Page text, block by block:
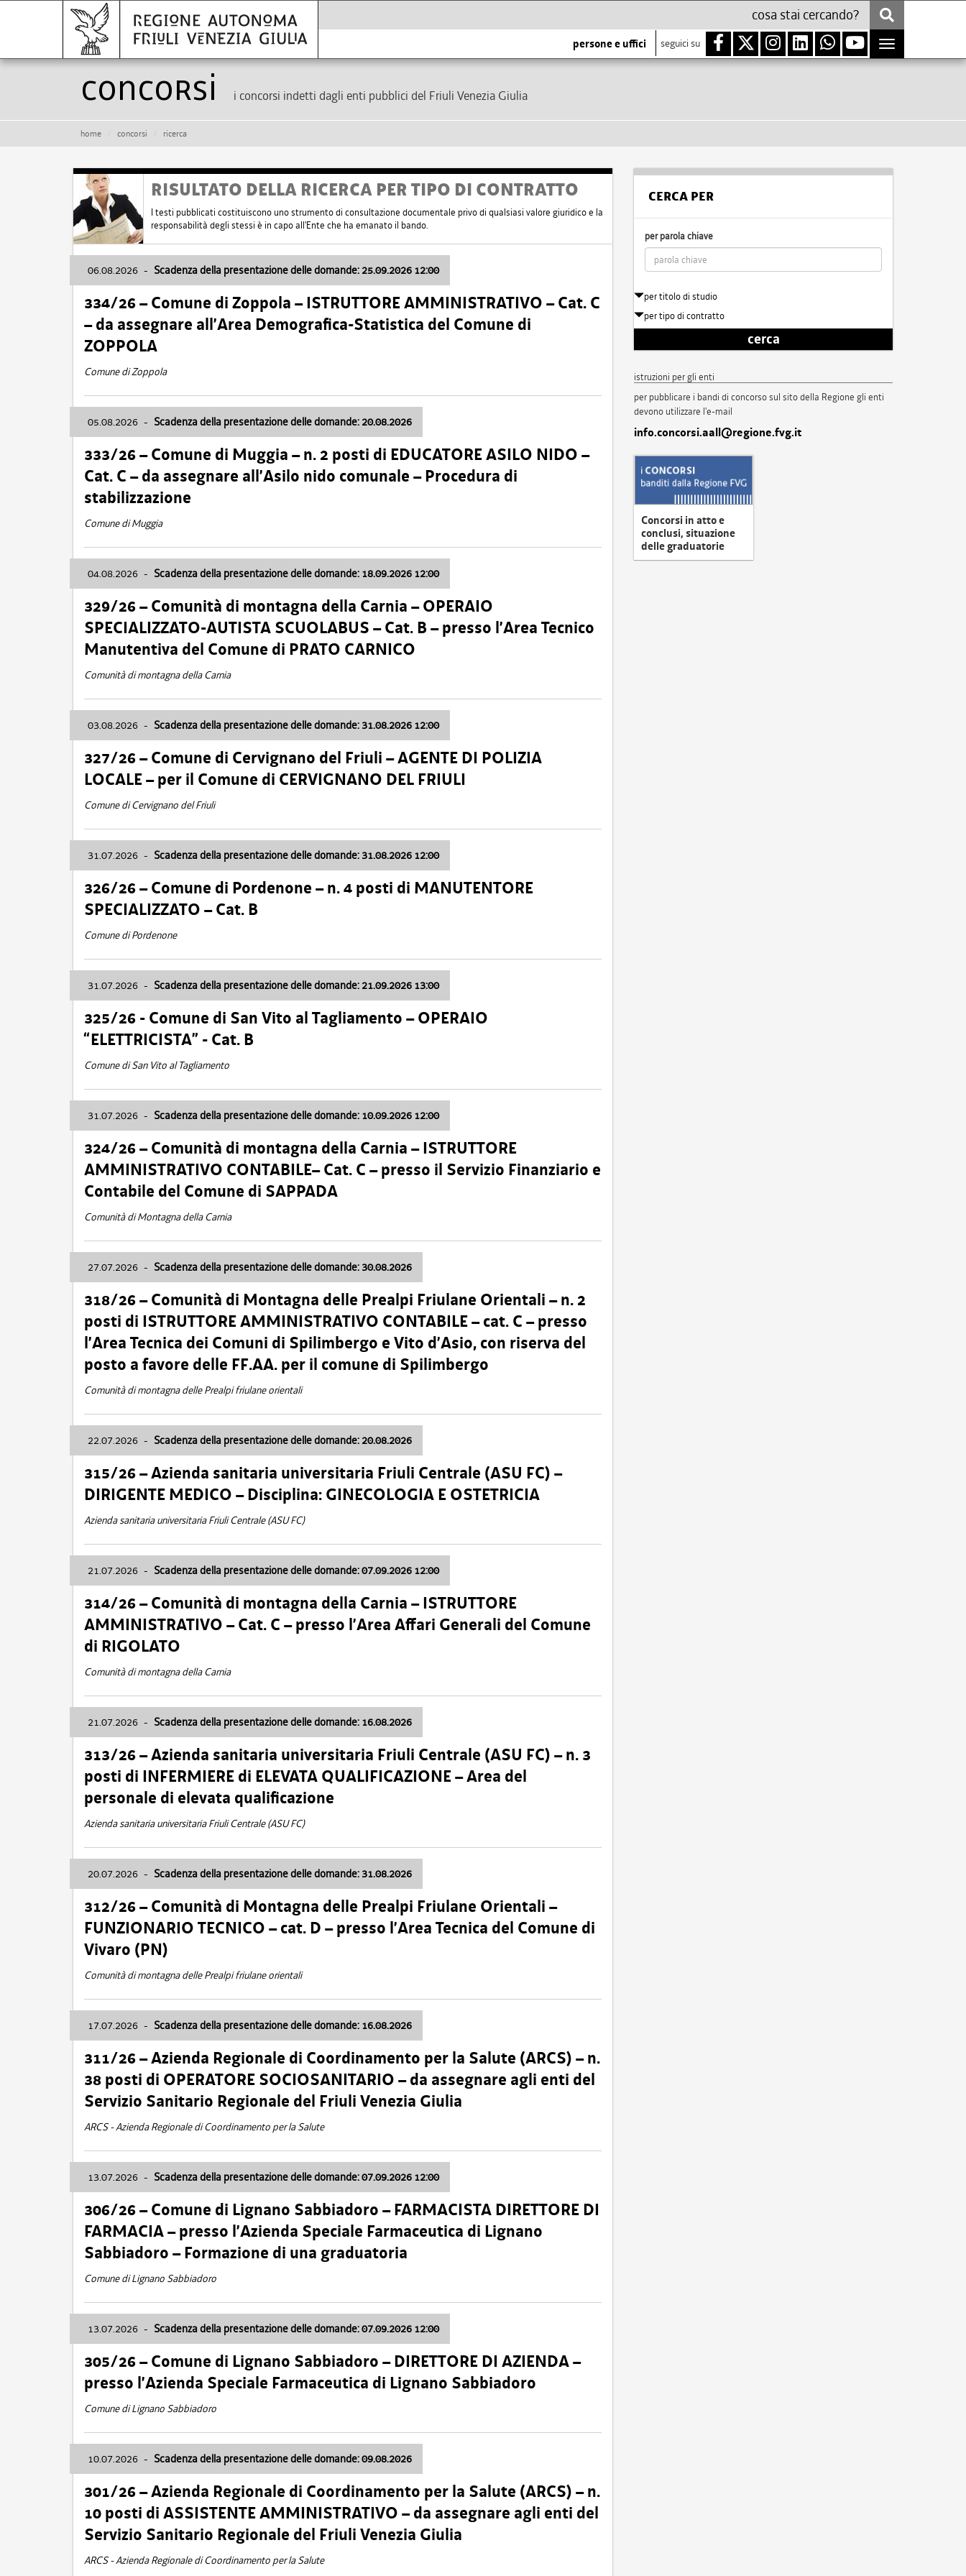
persone e uffici seguici su
Toggle
navigation
Concorsi i concorsi indetti dagli enti pubblici del Friuli Venezia Giulia
home concorsi ricerca
RISULTATO DELLA RICERCA PER TIPO DI CONTRATTO
I testi pubblicati costituiscono uno strumento di consultazione documentale privo di qualsiasi valore giuridico e la
responsabilità degli stessi è in capo all'Ente che ha emanato il bando.
06.08.2026 - Scadenza della presentazione delle domande: 25.09.2026 12:00
334/26 – Comune di Zoppola – ISTRUTTORE AMMINISTRATIVO – Cat. C
– da assegnare all’Area Demografica-Statistica del Comune di
ZOPPOLA
Comune di Zoppola
05.08.2026 - Scadenza della presentazione delle domande: 20.08.2026
333/26 – Comune di Muggia – n. 2 posti di EDUCATORE ASILO NIDO –
Cat. C – da assegnare all’Asilo nido comunale – Procedura di
stabilizzazione
Comune di Muggia
04.08.2026 - Scadenza della presentazione delle domande: 18.09.2026 12:00
329/26 – Comunità di montagna della Carnia – OPERAIO
SPECIALIZZATO-AUTISTA SCUOLABUS – Cat. B – presso l’Area Tecnico
Manutentiva del Comune di PRATO CARNICO
Comunità di montagna della Carnia
03.08.2026 - Scadenza della presentazione delle domande: 31.08.2026 12:00
327/26 – Comune di Cervignano del Friuli – AGENTE DI POLIZIA
LOCALE – per il Comune di CERVIGNANO DEL FRIULI
Comune di Cervignano del Friuli
31.07.2026 - Scadenza della presentazione delle domande: 31.08.2026 12:00
326/26 – Comune di Pordenone – n. 4 posti di MANUTENTORE
SPECIALIZZATO – Cat. B
Comune di Pordenone
31.07.2026 - Scadenza della presentazione delle domande: 21.09.2026 13:00
325/26 - Comune di San Vito al Tagliamento – OPERAIO
“ELETTRICISTA” - Cat. B
Comune di San Vito al Tagliamento
31.07.2026 - Scadenza della presentazione delle domande: 10.09.2026 12:00
324/26 – Comunità di montagna della Carnia – ISTRUTTORE
AMMINISTRATIVO CONTABILE– Cat. C – presso il Servizio Finanziario e
Contabile del Comune di SAPPADA
Comunità di Montagna della Carnia
27.07.2026 - Scadenza della presentazione delle domande: 30.08.2026
318/26 – Comunità di Montagna delle Prealpi Friulane Orientali – n. 2
posti di ISTRUTTORE AMMINISTRATIVO CONTABILE – cat. C – presso
l’Area Tecnica dei Comuni di Spilimbergo e Vito d’Asio, con riserva del
posto a favore delle FF.AA. per il comune di Spilimbergo
Comunità di montagna delle Prealpi friulane orientali
22.07.2026 - Scadenza della presentazione delle domande: 20.08.2026
315/26 – Azienda sanitaria universitaria Friuli Centrale (ASU FC) –
DIRIGENTE MEDICO – Disciplina: GINECOLOGIA E OSTETRICIA
Azienda sanitaria universitaria Friuli Centrale (ASU FC)
21.07.2026 - Scadenza della presentazione delle domande: 07.09.2026 12:00
314/26 – Comunità di montagna della Carnia – ISTRUTTORE
AMMINISTRATIVO – Cat. C – presso l’Area Affari Generali del Comune
di RIGOLATO
Comunità di montagna della Carnia
21.07.2026 - Scadenza della presentazione delle domande: 16.08.2026
313/26 – Azienda sanitaria universitaria Friuli Centrale (ASU FC) – n. 3
posti di INFERMIERE di ELEVATA QUALIFICAZIONE – Area del
personale di elevata qualificazione
Azienda sanitaria universitaria Friuli Centrale (ASU FC)
20.07.2026 - Scadenza della presentazione delle domande: 31.08.2026
312/26 – Comunità di Montagna delle Prealpi Friulane Orientali –
FUNZIONARIO TECNICO – cat. D – presso l’Area Tecnica del Comune di
Vivaro (PN)
Comunità di montagna delle Prealpi friulane orientali
17.07.2026 - Scadenza della presentazione delle domande: 16.08.2026
311/26 – Azienda Regionale di Coordinamento per la Salute (ARCS) – n.
38 posti di OPERATORE SOCIOSANITARIO – da assegnare agli enti del
Servizio Sanitario Regionale del Friuli Venezia Giulia
ARCS - Azienda Regionale di Coordinamento per la Salute
13.07.2026 - Scadenza della presentazione delle domande: 07.09.2026 12:00
306/26 – Comune di Lignano Sabbiadoro – FARMACISTA DIRETTORE DI
FARMACIA – presso l’Azienda Speciale Farmaceutica di Lignano
Sabbiadoro – Formazione di una graduatoria
Comune di Lignano Sabbiadoro
13.07.2026 - Scadenza della presentazione delle domande: 07.09.2026 12:00
305/26 – Comune di Lignano Sabbiadoro – DIRETTORE DI AZIENDA –
presso l’Azienda Speciale Farmaceutica di Lignano Sabbiadoro
Comune di Lignano Sabbiadoro
10.07.2026 - Scadenza della presentazione delle domande: 09.08.2026
301/26 – Azienda Regionale di Coordinamento per la Salute (ARCS) – n.
10 posti di ASSISTENTE AMMINISTRATIVO – da assegnare agli enti del
Servizio Sanitario Regionale del Friuli Venezia Giulia
ARCS - Azienda Regionale di Coordinamento per la Salute
CERCA PER
per parola chiave
per titolo di studio
per tipo di contratto
cerca
istruzioni per gli enti
per pubblicare i bandi di concorso sul sito della Regione gli enti
devono utilizzare l'e-mail
info.concorsi.aall@regione.fvg.it
Concorsi in atto e
conclusi, situazione
delle graduatorie